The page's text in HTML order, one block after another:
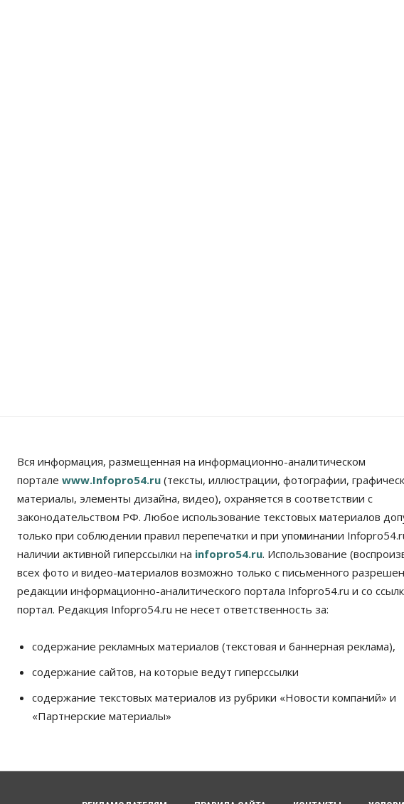
Вся информация, размещенная на информационно-аналитическом
портале www.Infopro54.ru (тексты, иллюстрации, фотографии,
материалы, элементы дизайна, видео), охраняется в соответствии с
законодательством РФ. Любое использование текстовых материалов
только при соблюдении правил перепечатки и при упоминании
наличии активной гиперссылки на infopro54.ru. Использование
всех фото и видео-материалов возможно только с письменного
редакции информационно-аналитического портала Infopro54.ru и со
портал. Редакция Infopro54.ru не несет ответственность за:
содержание рекламных материалов (текстовая и баннерная реклама),
содержание сайтов, на которые ведут гиперссылки
содержание текстовых материалов из рубрики «Новости компаний» и
«Партнерские материалы»